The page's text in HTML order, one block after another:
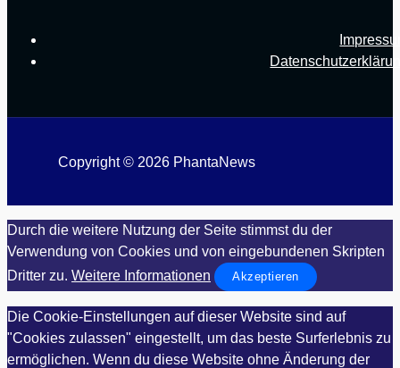
Copyright © 2026 PhantaNews
Durch die weitere Nutzung der Seite stimmst du der
Verwendung von Cookies und von eingebundenen Skripten
Dritter zu. Weitere Informationen Akzeptieren
Die Cookie-Einstellungen auf dieser Website sind auf
"Cookies zulassen" eingestellt, um das beste Surferlebnis zu
ermöglichen. Wenn du diese Website ohne Änderung der